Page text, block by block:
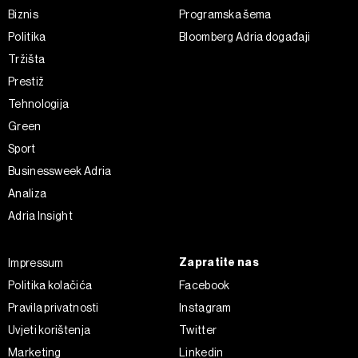
Biznis
Politika
Tržišta
Prestiž
Tehnologija
Green
Sport
Businessweek Adria
Analiza
Adria Insight
Programska šema
Bloomberg Adria događaji
Impressum
Politika kolačića
Pravila privatnosti
Uvjeti korištenja
Marketing
Zapratite nas
Facebook
Instagram
Twitter
Linkedin